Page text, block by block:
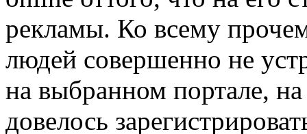
рекламы. Ко всему
людей совершенно не
на выбранном портале,
довелось